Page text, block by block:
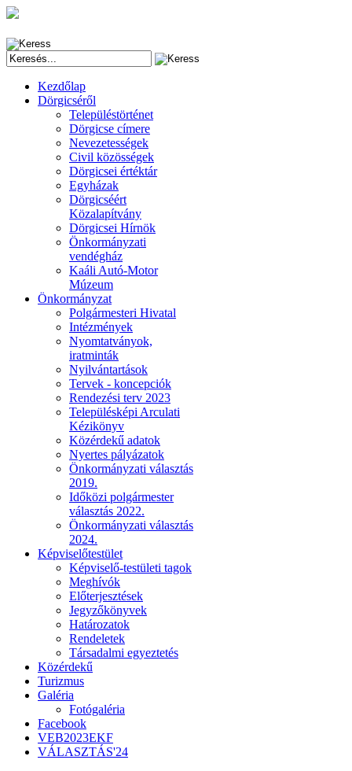
Kezdőlap
Dörgicséről
Településtörténet
Dörgicse címere
Nevezetességek
Civil közösségek
Dörgicsei értéktár
Egyházak
Dörgicséért
Közalapítvány
Dörgicsei Hírnök
Önkormányzati
vendégház
Kaáli Autó-Motor
Múzeum
Önkormányzat
Polgármesteri Hivatal
Intézmények
Nyomtatványok,
iratminták
Nyilvántartások
Tervek - koncepciók
Rendezési terv 2023
Településképi Arculati
Kézikönyv
Közérdekű adatok
Nyertes pályázatok
Önkormányzati választás
2019.
Időközi polgármester
választás 2022.
Önkormányzati választás
2024.
Képviselőtestület
Képviselő-testületi tagok
Meghívók
Előterjesztések
Jegyzőkönyvek
Határozatok
Rendeletek
Társadalmi egyeztetés
Közérdekű
Turizmus
Galéria
Fotógaléria
Facebook
VEB2023EKF
VÁLASZTÁS'24